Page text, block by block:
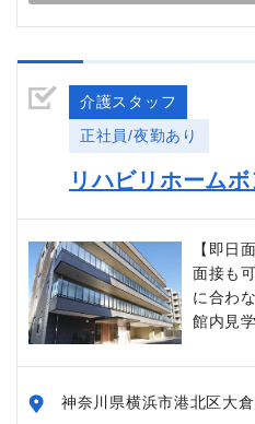
介護スタッフ
正社員/夜勤あり
リハビリホーム
【即日
面接も
に合わ
館内見
神奈川県横浜市港北区大